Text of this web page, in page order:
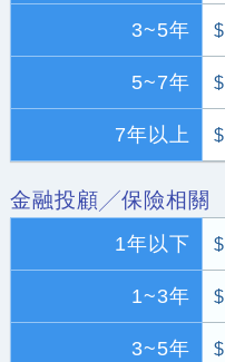
3~5年 $
5~7年 $
7年以上 $
金融投顧╱保險相關
1年以下 $
1~3年 $
3~5年 $